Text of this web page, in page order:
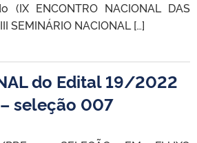
(IX ENCONTRO NACIONAL DAS
SEMINÁRIO NACIONAL […]
do Edital 19/2022
seleção 007